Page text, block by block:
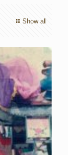
Show all